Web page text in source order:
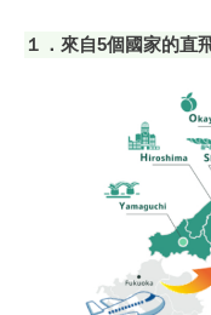
１．來自5個國家的直